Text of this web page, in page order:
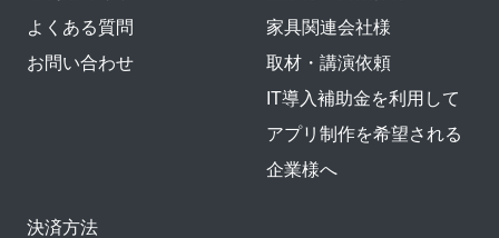
よくある質問
お問い合わせ
家具関連会社様
取材・講演依頼
IT導入補助金を利用して
アプリ制作を希望される
企業様へ
決済方法